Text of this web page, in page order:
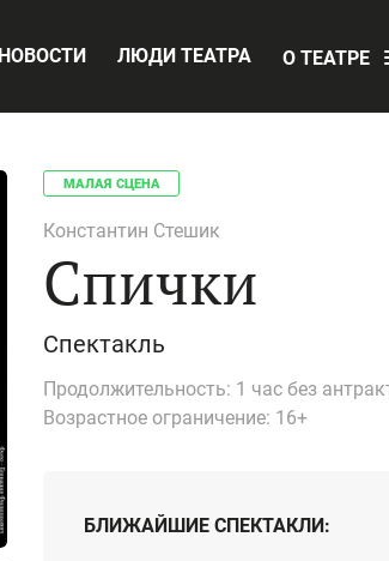
НОВОСТИ ЛЮДИ ТЕАТРА О ТЕАТРЕ
МАЛАЯ СЦЕНА
Константин Стешик
Спички
Спектакль
Продолжительность: 1 час без
Возрастное ограничение: 16+
БЛИЖАЙШИЕ СПЕКТАКЛИ: